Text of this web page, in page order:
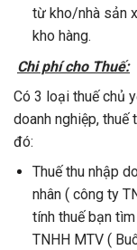
từ kho/nhà sản
kho hàng.
Chi phí cho Thuế:
Có 3 loại thuế chủ
doanh nghiệp, thuế
đó:
Thuế thu nhập
nhân ( công ty
tính thuế bạn
TNHH MTV (